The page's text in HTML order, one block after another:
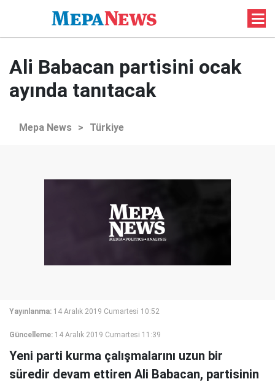
Ali Babacan partisini ocak
ayında tanıtacak
Mepa News > Türkiye
Yayınlanma: 14 Aralık 2019 Cumartesi 10:52
Güncelleme: 14 Aralık 2019 Cumartesi 11:39
Yeni parti kurma çalışmalarını uzun bir
süredir devam ettiren Ali Babacan, partisinin